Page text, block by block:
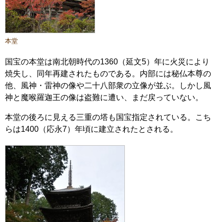
本堂
国宝の本堂は南北朝時代の1360（延文5）年に火災により
焼失し、同年再建されたものである。内部には秘仏本尊の
他、風神・雷神の像や二十八部衆の立像が並ぶ。しかし風
神と魔喉羅迦王の像は盗難に遭い、まだ戻っていない。
本堂の後ろに見える三重の塔も国宝指定されている。こち
らは1400（応永7）年頃に建立されたとされる。